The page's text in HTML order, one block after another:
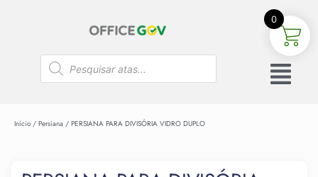
Início / Persiana / PERSIANA PARA DIVISÓRIA VIDRO DUPLO
0